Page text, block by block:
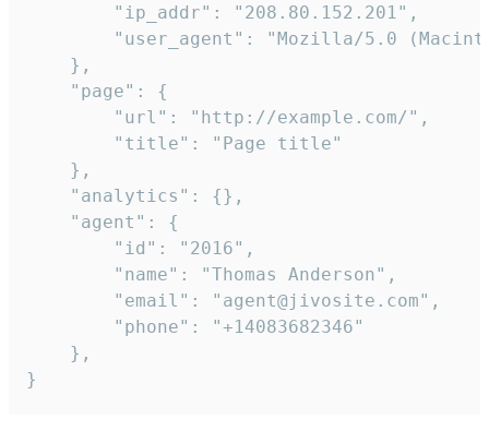
        "ip_addr": "208.80.152.201",
"user_agent": "Mozilla/5.0
    },
    "page": {
        "url": "http://example.com/",
        "title": "Page title"
    },
    "analytics": {},
    "agent": {
        "id": "2016",
        "name": "Thomas Anderson",
        "email": "agent@jivosite.com",
        "phone": "+14083682346"
    },
}